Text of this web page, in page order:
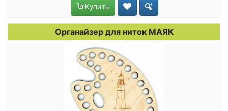
Купить
Органайзер для ниток МАЯК